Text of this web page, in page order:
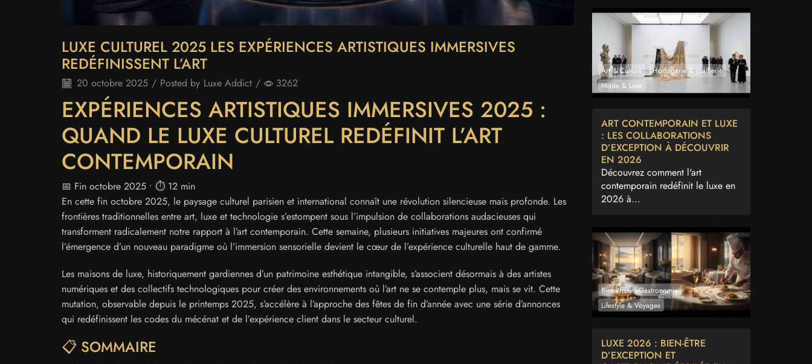
LUXE CULTUREL 2025 LES EXPÉRIENCES ARTISTIQUES IMMERSIVES
REDÉFINISSENT L’ART
20 octobre 2025 / Posted by Luxe Addict / 3262
EXPÉRIENCES ARTISTIQUES IMMERSIVES 2025 :
QUAND LE LUXE CULTUREL REDÉFINIT L’ART
CONTEMPORAIN
📅 Fin octobre 2025 • ⏱️ 12 min
En cette fin octobre 2025, le paysage culturel parisien et international connaît une révolution silencieuse mais profonde. Les
frontières traditionnelles entre art, luxe et technologie s’estompent sous l’impulsion de collaborations audacieuses qui
transforment radicalement notre rapport à l’art contemporain. Cette semaine, plusieurs initiatives majeures ont confirmé
l’émergence d’un nouveau paradigme où l’immersion sensorielle devient le cœur de l’expérience culturelle haut de gamme.
Les maisons de luxe, historiquement gardiennes d’un patrimoine esthétique intangible, s’associent désormais à des artistes
numériques et des collectifs technologiques pour créer des environnements où l’art ne se contemple plus, mais se vit. Cette
mutation, observable depuis le printemps 2025, s’accélère à l’approche des fêtes de fin d’année avec une série d’annonces
qui redéfinissent les codes du mécénat et de l’expérience client dans le secteur culturel.
📋 SOMMAIRE
Art & Culture
Horlogerie & Joaillerie
Mode & Luxe
ART CONTEMPORAIN ET LUXE
: LES COLLABORATIONS
D’EXCEPTION À DÉCOUVRIR
EN 2026
Découvrez comment l'art
contemporain redéfinit le luxe en
2026 à...
Bien-être
Gastronomie
Lifestyle & Voyages
LUXE 2026 : BIEN-ÊTRE
D’EXCEPTION ET